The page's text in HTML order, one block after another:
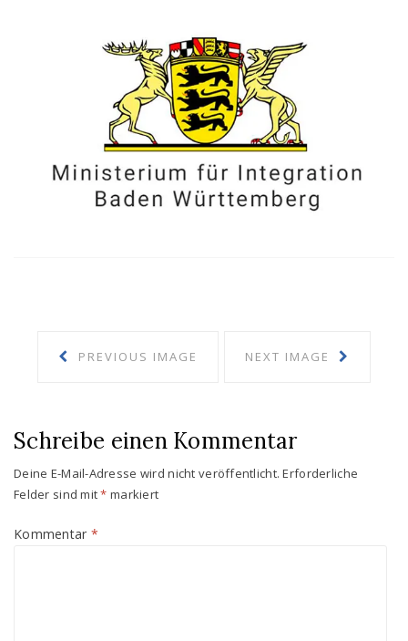
PREVIOUS IMAGE NEXT IMAGE
Schreibe einen Kommentar
Deine E-Mail-Adresse wird nicht veröffentlicht. Erforderliche
Felder sind mit* markiert
Kommentar *